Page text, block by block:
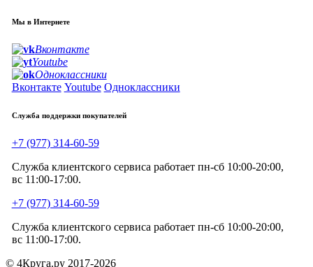
Мы в Интернете
Вконтакте
Youtube
Одноклассники
Вконтакте Youtube Одноклассники
Служба поддержки покупателей
+7 (977) 314-60-59
Служба клиентского сервиса работает пн-сб 10:00-20:00,
вс 11:00-17:00.
+7 (977) 314-60-59
Служба клиентского сервиса работает пн-сб 10:00-20:00,
вс 11:00-17:00.
© 4Круга.ру 2017-2026